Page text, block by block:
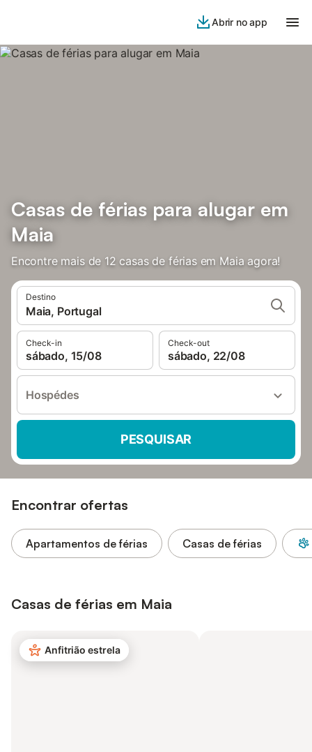
Abrir no app
Casas de férias para alugar em
Maia
Encontre mais de 12 casas de férias em Maia agora!
Destino
Maia, Portugal
Check-in
sábado, 15/08
Check-out
sábado, 22/08
Hospédes
PESQUISAR
Encontrar ofertas
Apartamentos de férias Casas de férias
Casas de férias em Maia
Anfitrião estrela